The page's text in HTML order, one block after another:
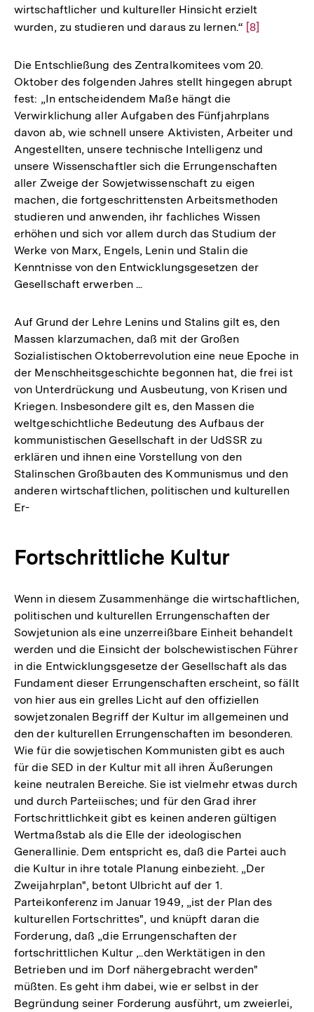
wirtschaftlicher und kultureller Hinsicht erzielt
wurden, zu studieren und daraus zu lernen.“ Zur
der
Fußnote
[8]
Die Entschließung des Zentralkomitees vom 20.
Oktober des folgenden Jahres stellt hingegen abrupt
fest: „In entscheidendem Maße hängt die
Verwirklichung aller Aufgaben des Fünfjahrplans
davon ab, wie schnell unsere Aktivisten, Arbeiter und
Angestellten, unsere technische Intelligenz und
unsere Wissenschaftler sich die Errungenschaften
aller Zweige der Sowjetwissenschaft zu eigen
machen, die fortgeschrittensten Arbeitsmethoden
studieren und anwenden, ihr fachliches Wissen
erhöhen und sich vor allem durch das Studium der
Werke von Marx, Engels, Lenin und Stalin die
Kenntnisse von den Entwicklungsgesetzen der
Gesellschaft erwerben ...
Auf Grund der Lehre Lenins und Stalins gilt es, den
Massen klarzumachen, daß mit der Großen
Sozialistischen Oktoberrevolution eine neue Epoche in
der Menschheitsgeschichte begonnen hat, die frei ist
von Unterdrückung und Ausbeutung, von Krisen und
Kriegen. Insbesondere gilt es, den Massen die
weltgeschichtliche Bedeutung des Aufbaus der
kommunistischen Gesellschaft in der UdSSR zu
erklären und ihnen eine Vorstellung von den
Stalinschen Großbauten des Kommunismus und den
anderen wirtschaftlichen, politischen und kulturellen
Er-
Fortschrittliche Kultur
Wenn in diesem Zusammenhänge die wirtschaftlichen,
politischen und kulturellen Errungenschaften der
Sowjetunion als eine unzerreißbare Einheit behandelt
werden und die Einsicht der bolschewistischen Führer
in die Entwicklungsgesetze der Gesellschaft als das
Fundament dieser Errungenschaften erscheint, so fällt
von hier aus ein grelles Licht auf den offiziellen
sowjetzonalen Begriff der Kultur im allgemeinen und
den der kulturellen Errungenschaften im besonderen.
Wie für die sowjetischen Kommunisten gibt es auch
für die SED in der Kultur mit all ihren Äußerungen
keine neutralen Bereiche. Sie ist vielmehr etwas durch
und durch Parteiisches; und für den Grad ihrer
Fortschrittlichkeit gibt es keinen anderen gültigen
Wertmaßstab als die Elle der ideologischen
Generallinie. Dem entspricht es, daß die Partei auch
die Kultur in ihre totale Planung einbezieht. „Der
Zweijahrplan", betont Ulbricht auf der 1.
Parteikonferenz im Januar 1949, „ist der Plan des
kulturellen Fortschrittes", und knüpft daran die
Forderung, daß „die Errungenschaften der
fortschrittlichen Kultur ,..den Werktätigen in den
Betrieben und im Dorf nähergebracht werden"
müßten. Es geht ihm dabei, wie er selbst in der
Begründung seiner Forderung ausführt, um zweierlei,